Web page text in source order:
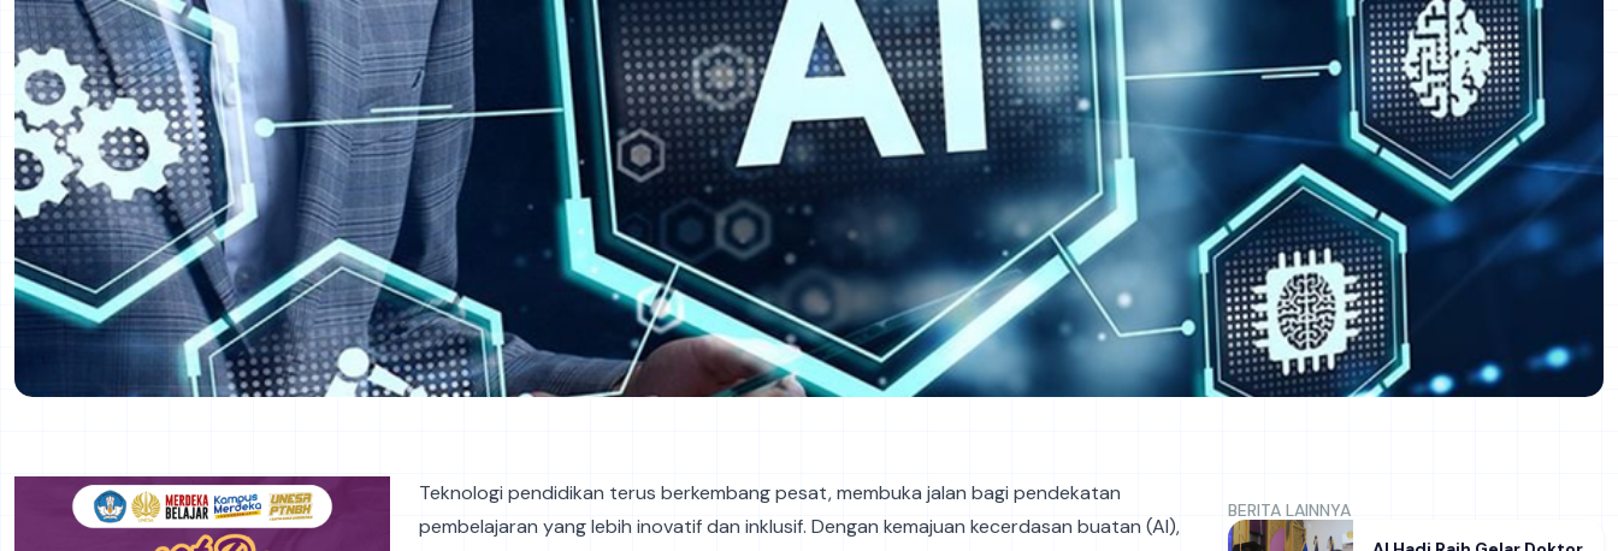
Teknologi pendidikan terus berkembang pesat, membuka jalan bagi pendekatan
pembelajaran yang lebih inovatif dan inklusif. Dengan kemajuan kecerdasan buatan (AI),
BERITA LAINNYA